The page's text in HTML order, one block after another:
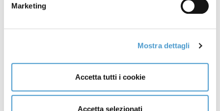
Marketing
Mostra dettagli
Accetta tutti i cookie
Accetta selezionati
pagamento
Stai pagando per intero la retta in RSA? La
Con il supporto di Movimento Consumatori puoi: